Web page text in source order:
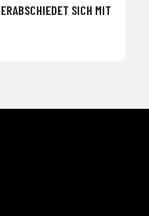
SICH MIT